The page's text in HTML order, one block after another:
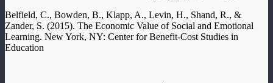
Belfield, C., Bowden, B., Klapp, A., Levin, H., Shand, R., &
Zander, S. (2015). The Economic Value of Social and Emotional
Learning. New York, NY: Center for Benefit-Cost Studies in
Education